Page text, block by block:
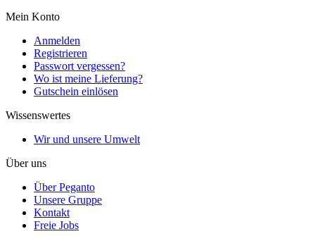
Mein Konto
Anmelden
Registrieren
Passwort vergessen?
Wo ist meine Lieferung?
Gutschein einlösen
Wissenswertes
Wir und unsere Umwelt
Über uns
Über Peganto
Unsere Gruppe
Kontakt
Freie Jobs